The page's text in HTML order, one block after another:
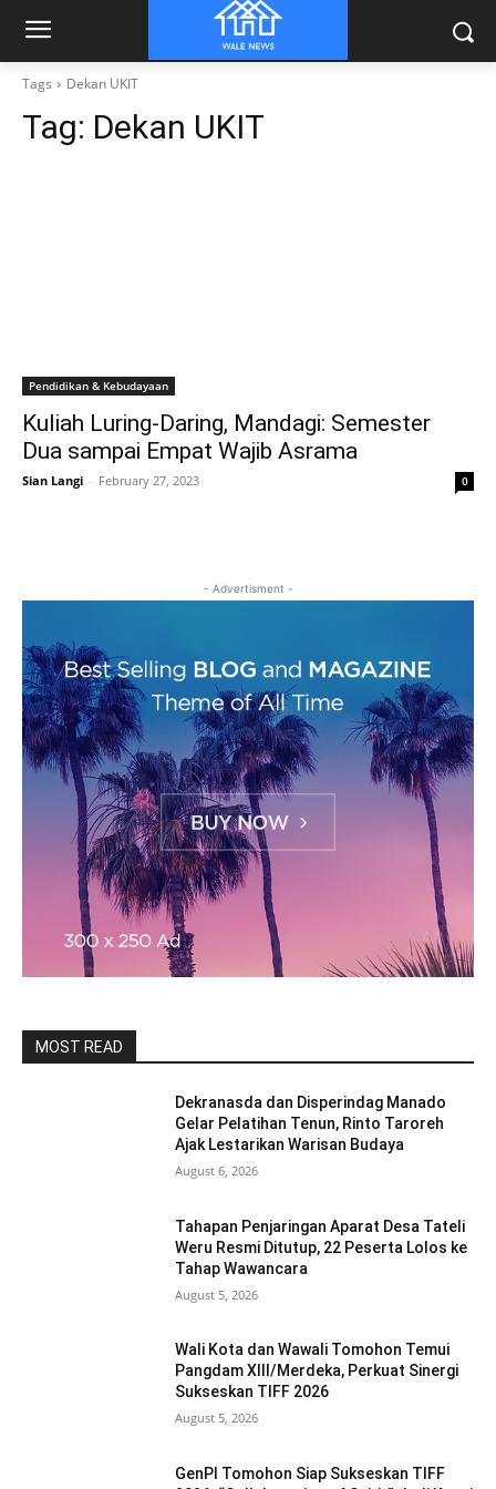
Tags Dekan UKIT
Tag: Dekan UKIT
Pendidikan & Kebudayaan
Kuliah Luring-Daring, Mandagi: Semester
Dua sampai Empat Wajib Asrama
Sian Langi - February 27, 2023 0
- Advertisment -
MOST READ
Dekranasda dan Disperindag Manado
Gelar Pelatihan Tenun, Rinto Taroreh
Ajak Lestarikan Warisan Budaya
August 6, 2026
Tahapan Penjaringan Aparat Desa Tateli
Weru Resmi Ditutup, 22 Peserta Lolos ke
Tahap Wawancara
August 5, 2026
Wali Kota dan Wawali Tomohon Temui
Pangdam XIII/Merdeka, Perkuat Sinergi
Sukseskan TIFF 2026
August 5, 2026
GenPI Tomohon Siap Sukseskan TIFF